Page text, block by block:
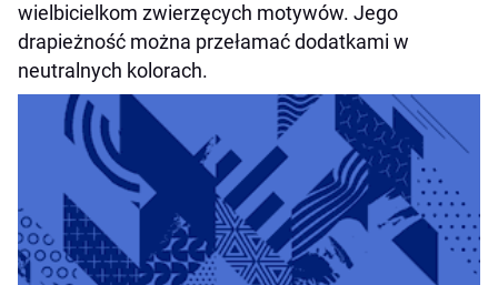
wielbicielkom zwierzęcych motywów. Jego
drapieżność można przełamać dodatkami w
neutralnych kolorach.